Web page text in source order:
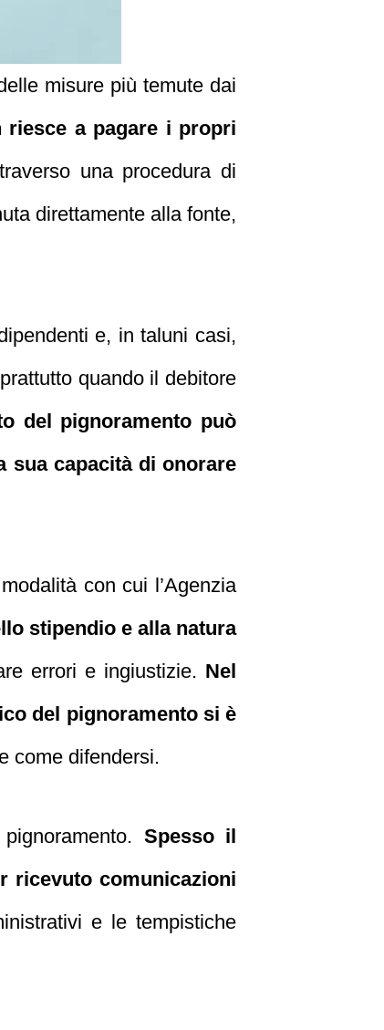
misure più temute dai
riesce a pagare i propri
una procedura di
direttamente alla fonte,
e, in taluni casi,
quando il debitore
del pignoramento può
sua capacità di onorare
con cui l’Agenzia
stipendio e alla natura
errori e ingiustizie. Nel
del pignoramento si è
come difendersi.
Spesso il
ricevuto comunicazioni
e le tempistiche